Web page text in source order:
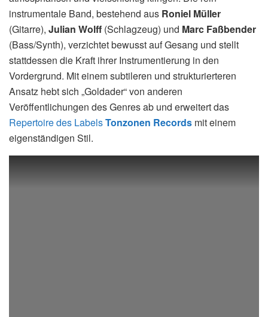
instrumentale Band, bestehend aus Roniel Müller
(Gitarre), Julian Wolff (Schlagzeug) und Marc Faßbender
(Bass/Synth), verzichtet bewusst auf Gesang und stellt
stattdessen die Kraft ihrer Instrumentierung in den
Vordergrund. Mit einem subtileren und strukturierteren
Ansatz hebt sich „Goldader“ von anderen
Veröffentlichungen des Genres ab und erweitert das
Repertoire des LabelsTonzonen Records mit einem
eigenständigen Stil.